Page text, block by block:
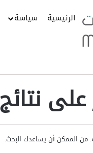
الرئيسية سياسة
نتائج
من الممكن أن يساعدك البحث.